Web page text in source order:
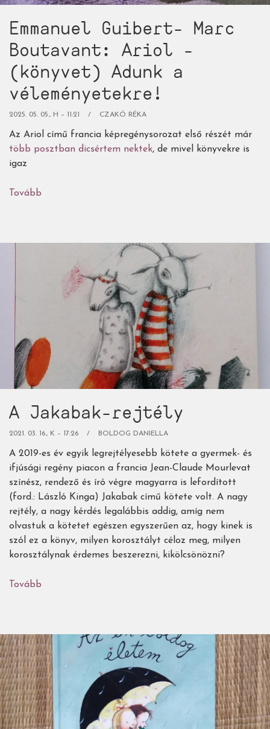
Emmanuel Guibert- Marc
Boutavant: Ariol -
(könyvet) Adunk a
véleményetekre!
2025. 05. 05., H – 11:21 CZAKÓ RÉKA
Az Ariol című francia képregénysorozat első részét már
több posztban dicsértem nektek, de mivel könyvekre is
igaz
Tovább
(könyvet)
Adunk
véleményetekre!)
A Jakabak-rejtély
2021. 03. 16., K – 17:26 BOLDOG DANIELLA
A 2019-es év egyik legrejtélyesebb kötete a gyermek- és
ifjúsági regény piacon a francia Jean-Claude Mourlevat
színész, rendező és író végre magyarra is lefordított
(ford.: László Kinga) Jakabak című kötete volt. A nagy
rejtély, a nagy kérdés legalábbis addig, amíg nem
olvastuk a kötetet egészen egyszerűen az, hogy kinek is
szól ez a könyv, milyen korosztályt céloz meg, milyen
korosztálynak érdemes beszerezni, kikölcsönözni?
Tovább